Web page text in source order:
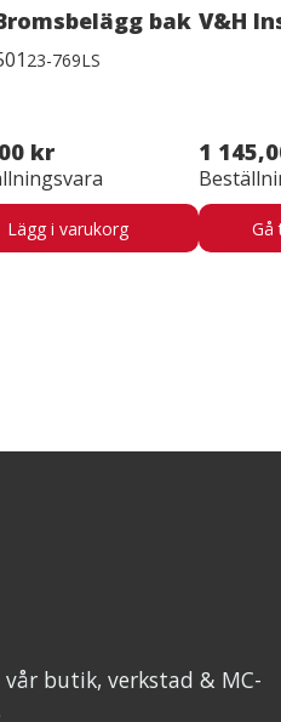
bak
23-769LS
kr
Lägg i varukorg
V&H
1
Gå
butik, verkstad & MC-